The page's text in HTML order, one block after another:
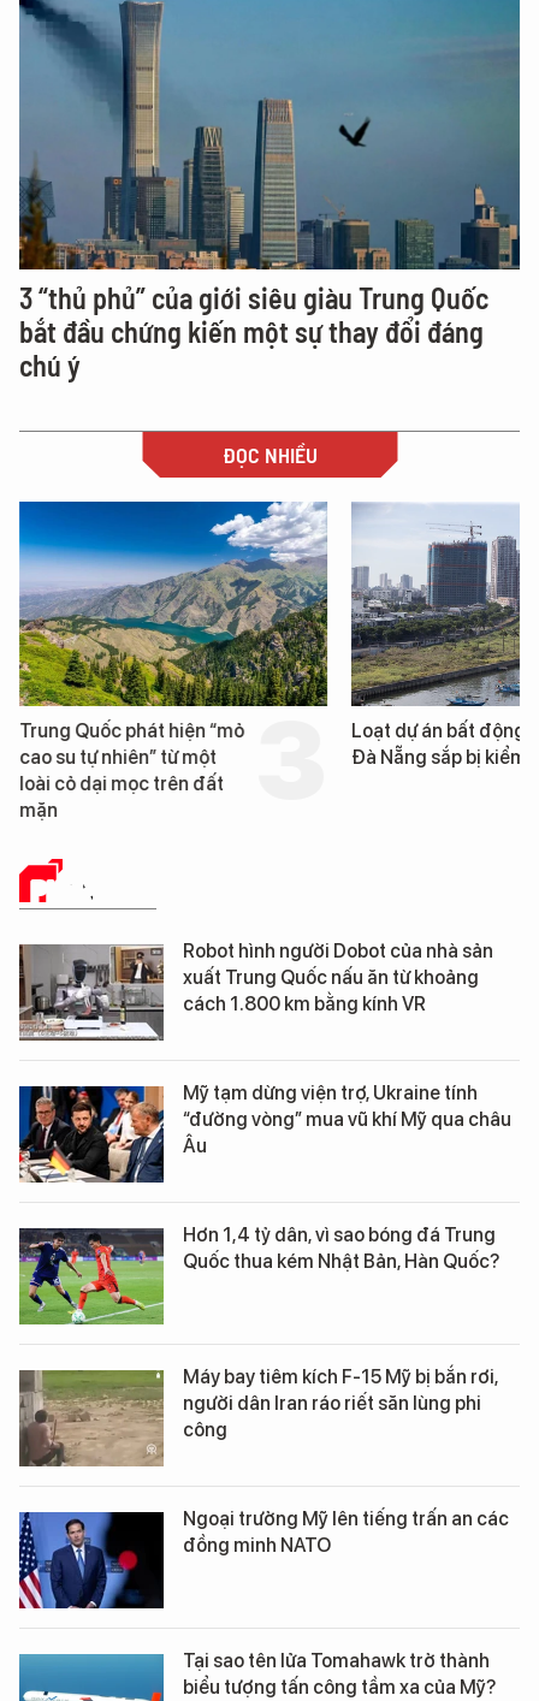
3 “thủ phủ” của giới siêu giàu Trung Quốc
bắt đầu chứng kiến một sự thay đổi đáng
chú ý
ĐỌC NHIỀU
Trung Quốc phát hiện “mỏ
cao su tự nhiên” từ một
loài cỏ dại mọc trên đất
mặn
Loạt dự án bất động
Đà Nẵng sắp bị kiểm
PHÂN TÍCH
Robot hình người Dobot của nhà sản
xuất Trung Quốc nấu ăn từ khoảng
cách 1.800 km bằng kính VR
Mỹ tạm dừng viện trợ, Ukraine tính
“đường vòng” mua vũ khí Mỹ qua châu
Âu
Hơn 1,4 tỷ dân, vì sao bóng đá Trung
Quốc thua kém Nhật Bản, Hàn Quốc?
Máy bay tiêm kích F-15 Mỹ bị bắn rơi,
người dân Iran ráo riết săn lùng phi
công
Ngoại trưởng Mỹ lên tiếng trấn an các
đồng minh NATO
Tại sao tên lửa Tomahawk trở thành
biểu tượng tấn công tầm xa của Mỹ?